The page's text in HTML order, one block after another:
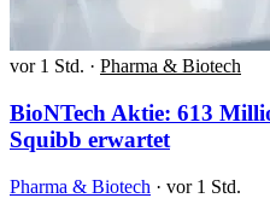
vor 1 Std. · Pharma & Biotech
BioNTech Aktie: 613
Squibb erwartet
Pharma & Biotech · vor 1 Std.